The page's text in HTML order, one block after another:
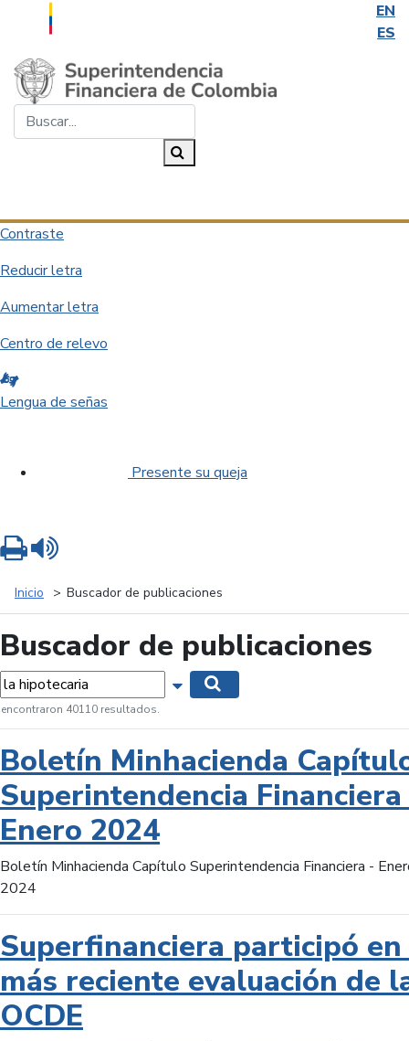
EN
ES
Saltar al contenido principal
Contraste
Reducir letra
Aumentar letra
Centro de relevo
Lengua de señas
Presente su queja
Inicio Buscador de publicaciones
Buscador de publicaciones
Mostrar opciones de búsqueda
encontraron 40110 resultados.
Boletín Minhacienda
Superintendencia
Enero 2024
Boletín Minhacienda Capítulo Superintendencia Financiera -
2024
Superfinanciera participó
más reciente evaluación de
OCDE
Imprimir